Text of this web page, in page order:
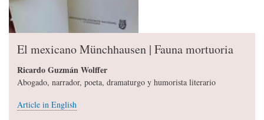
El mexicano Münchhausen | Fauna mortuoria
Ricardo Guzmán Wolffer
Abogado, narrador, poeta, dramaturgo y humorista literario
Article in English